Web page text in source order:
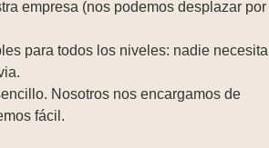
empresa (nos podemos desplazar por
para todos los niveles: nadie necesita
Nosotros nos encargamos de
fácil.